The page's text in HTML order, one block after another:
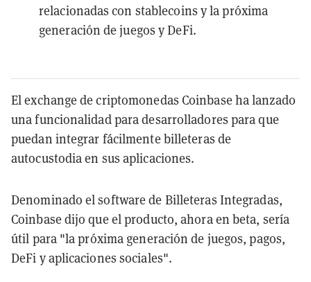
relacionadas con stablecoins y la próxima
generación de juegos y DeFi.
El exchange de criptomonedas Coinbase ha lanzado
una funcionalidad para desarrolladores para que
puedan integrar fácilmente billeteras de
autocustodia en sus aplicaciones.
Denominado el software de Billeteras Integradas,
Coinbase dijo que el producto, ahora en beta, sería
útil para "la próxima generación de juegos, pagos,
DeFi y aplicaciones sociales".